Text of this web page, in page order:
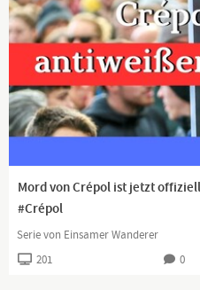
Mord von Crépol ist jetzt
#Crépol
Serie von Einsamer Wanderer
201 0